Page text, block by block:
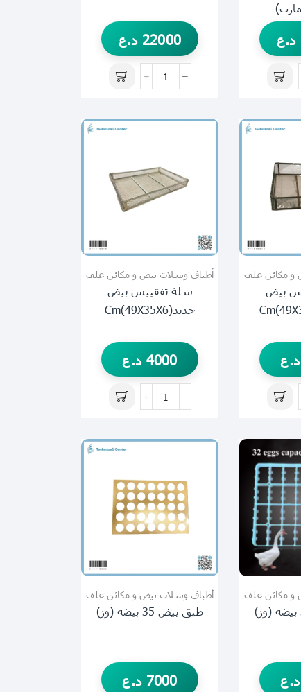
د.ع 22000 د.ع
و مكائن علف
بيض
د.ع
أطباق وسلات بيض و مكائن علف
سلة تفقييس بيض
حديد(49X35X6)cm
4000 د.ع
و مكائن علف
د.ع
أطباق وسلات بيض و مكائن علف
طبق بيض 35 بيضة (وز)
7000 د.ع